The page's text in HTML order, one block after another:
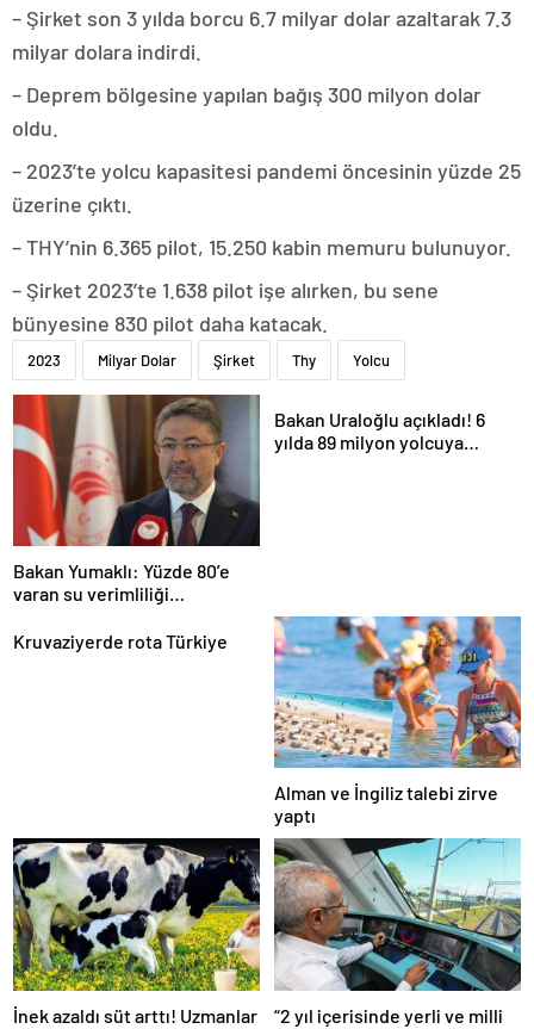
– Şirket son 3 yılda borcu 6.7 milyar dolar azaltarak 7.3
milyar dolara indirdi.
– Deprem bölgesine yapılan bağış 300 milyon dolar
oldu.
– 2023’te yolcu kapasitesi pandemi öncesinin yüzde 25
üzerine çıktı.
– THY’nin 6.365 pilot, 15.250 kabin memuru bulunuyor.
– Şirket 2023’te 1.638 pilot işe alırken, bu sene
bünyesine 830 pilot daha katacak.
2023 Milyar Dolar Şirket Thy Yolcu
Bakan Yumaklı: Yüzde 80’e
varan su verimliliği
Bakan Uraloğlu açıkladı! 6
yılda 89 milyon yolcuya
Kruvaziyerde rota Türkiye
Alman ve İngiliz talebi zirve
yaptı
İnek azaldı süt arttı! Uzmanlar
“2 yıl içerisinde yerli ve milli